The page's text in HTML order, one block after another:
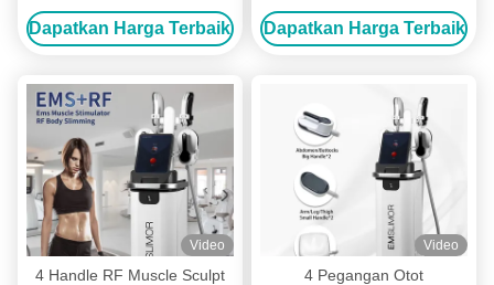
EMS Body Slim EMS
Stimulator Penciptaan Otot
RF Mesin Penciptaan Tubuh
Dapatkan Harga Terbaik
Shaping Sculpting Machine
Neo Electromagnetic Body
Sculpting Machine
Dapatkan Harga Terbaik
Video
4 Handle RF Muscle Sculpt
Video
4 Pegangan Otot